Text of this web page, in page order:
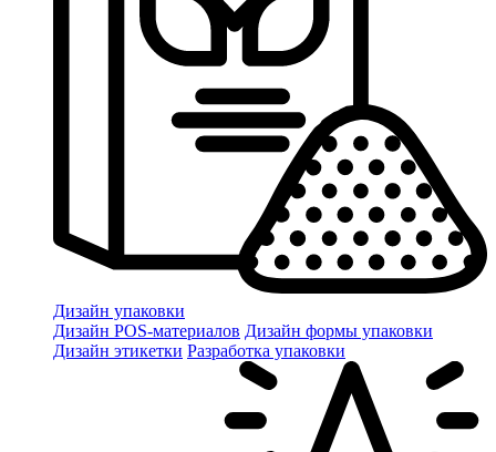
Дизайн упаковки
Дизайн POS-материалов Дизайн формы упаковки
Дизайн этикетки Разработка упаковки